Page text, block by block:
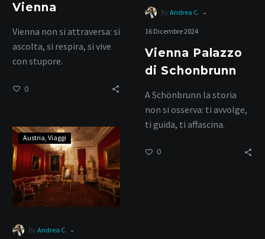
By Andrea C. -
16 Dicembre 2024
Vienna Palazzo
di Schonbrunn
A Schönbrunn la storia
non si osserva: ti avvolge,
ti guida, ti affascina.
0
Vienna
Vienna non si attraversa: si
ascolta, si respira, si vive
con stupore.
0
Vienna
–
Museo
di
Sissi
Austria Viaggi
By Andrea C. -